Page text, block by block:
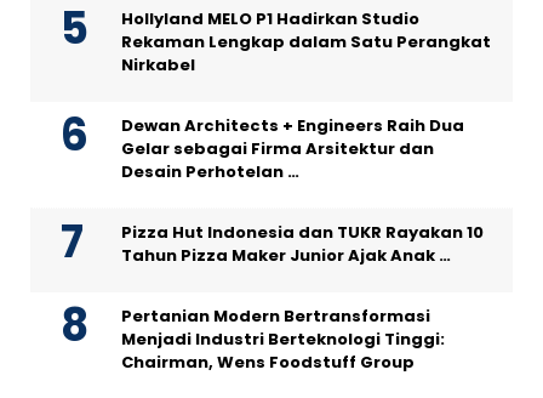
Hollyland MELO P1 Hadirkan Studio
Rekaman Lengkap dalam Satu Perangkat
Nirkabel
Dewan Architects + Engineers Raih Dua
Gelar sebagai Firma Arsitektur dan
Desain Perhotelan …
Pizza Hut Indonesia dan TUKR Rayakan 10
Tahun Pizza Maker Junior Ajak Anak …
Pertanian Modern Bertransformasi
Menjadi Industri Berteknologi Tinggi:
Chairman, Wens Foodstuff Group